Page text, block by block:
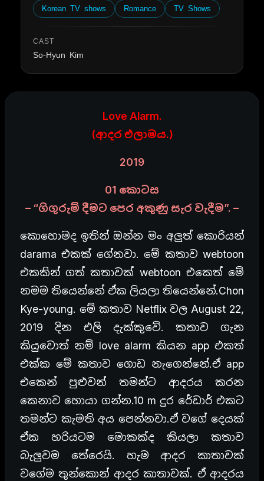
Korean TV shows
Romance TV Shows
CAST
So-Hyun Kim
Love Alarm.
(ආදර එලාමය.)
2019
01 කොටස
– “ගිගුරුම් දීමට පෙර අකුණු සැර වැදීම”. –
කොහොමද ඉතින් ඔන්න මං අලුත් කොරියන්
darama එකක් ගේනවා. මේ කතාව webtoon
එකකින් ගත් කතාවක් webtoon එකෙත් මේ
නමම තියෙන්නේ ඒක ලියලා තියෙන්නේ.Chon
Kye-young. මේ කතාව Netflix වල August 22,
2019 දින එලි දැක්කුවේ. කතාව ගැන
කියුවොත් නම් love alarm කියන app එකත්
එක්ක මේ කතාව ගොඩ නැගෙන්නේ.ඒ app
එකෙන් පුළුවන් තමන්ට ආදරය කරන
කෙනාව හොයා ගන්න.10 m දුර රේඩාර් එකට
තමන්ට කැමති අය පෙන්නවා.ඒ වගේ දෙයක්
ඒක හරියටම මොකක්ද කියලා කතාව
බැලුවම තේරෙයි. හැම ආදර කාතාවක්
වගේම තුන්කොන් ආදර කාතාවක්. ඒ ආදරය